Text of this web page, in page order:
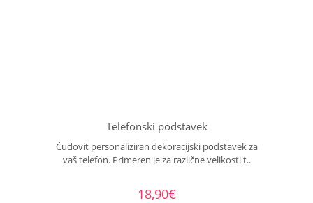
Telefonski podstavek
Čudovit personaliziran dekoracijski podstavek za
vaš telefon. Primeren je za različne velikosti t..
18,90€